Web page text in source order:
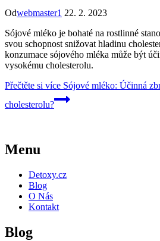
Odwebmaster1 22. 2. 2023
Sójové mléko je bohaté na rostlinné
svou schopnost snižovat hladinu
konzumace sójového mléka může být
vysokému cholesterolu.
Přečtěte si více Sójové mléko: Účinná
cholesterolu?
Menu
Detoxy.cz
Blog
O Nás
Kontakt
Blog